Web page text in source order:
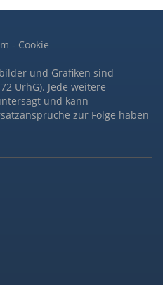
- Cookie
und Grafiken sind
UrhG). Jede weitere
und kann
zur Folge haben